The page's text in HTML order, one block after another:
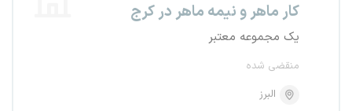
کار ماهر و نیمه ماهر در کرج
یک مجموعه معتبر
منقضی شده
البرز